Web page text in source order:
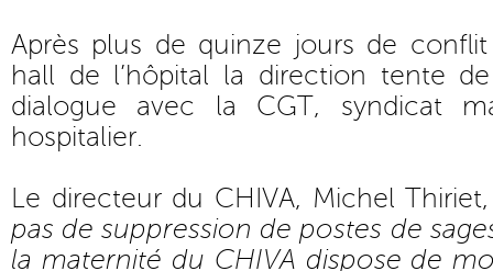
Après plus de quinze jours de
hall de l’hôpital la direction tente
dialogue avec la CGT, syndicat
hospitalier.
Le directeur du CHIVA, Michel
pas de suppression de postes de
la maternité du CHIVA dispose de